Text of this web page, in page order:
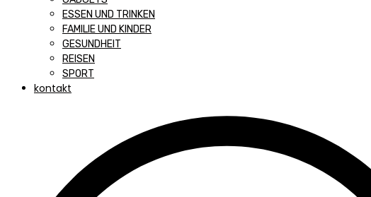
ESSEN UND TRINKEN
FAMILIE UND KINDER
GESUNDHEIT
REISEN
SPORT
kontakt